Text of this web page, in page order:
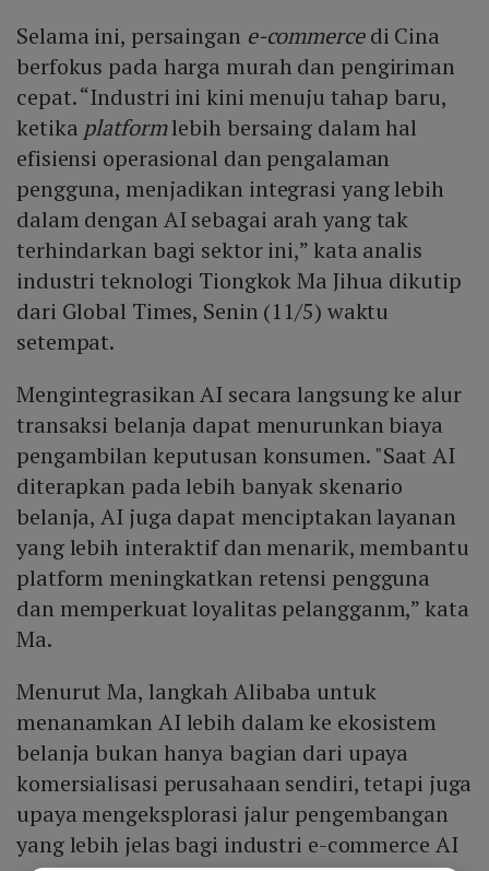
Selama ini, persaingan e-commercedi Cina
berfokus pada harga murah dan pengiriman
cepat. “Industri ini kini menuju tahap baru,
ketika platformlebih bersaing dalam hal
efisiensi operasional dan pengalaman
pengguna, menjadikan integrasi yang lebih
dalam dengan AI sebagai arah yang tak
terhindarkan bagi sektor ini,” kata analis
industri teknologi Tiongkok Ma Jihua dikutip
dari Global Times, Senin (11/5) waktu
setempat.
Mengintegrasikan AI secara langsung ke alur
transaksi belanja dapat menurunkan biaya
pengambilan keputusan konsumen. "Saat AI
diterapkan pada lebih banyak skenario
belanja, AI juga dapat menciptakan layanan
yang lebih interaktif dan menarik, membantu
platform meningkatkan retensi pengguna
dan memperkuat loyalitas pelangganm,” kata
Ma.
Menurut Ma, langkah Alibaba untuk
menanamkan AI lebih dalam ke ekosistem
belanja bukan hanya bagian dari upaya
komersialisasi perusahaan sendiri, tetapi juga
upaya mengeksplorasi jalur pengembangan
yang lebih jelas bagi industri e-commerce AI